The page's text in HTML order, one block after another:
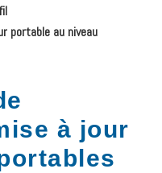
portable au niveau
à jour